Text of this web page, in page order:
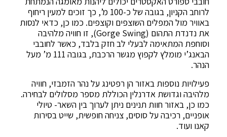
לרוחב הקניון, בגובה של כ-100 מ’, כך זוכים למעין ריחוף
באוויר מול המפלים השוצפים וקוצפים. כמו כן, כדאי לנסות
את נדנדת התהום (Gorge Swing), זו חוויה מלהיבה
וסוחפת המתאימה לבעלי לב חזק בלבד, כאשר לחובבי
הבאנג’י מומלץ לקפוץ מגשר הרכבת, בגובה 111 מ’ מעל
הנהר.
פעילויות נוספות באזור הן רפטינג על נהר הזמבזי, חוויה
מלהיבה וגדושת אדרנלין הכוללת מספר מסלולים לבחירה.
כמו כן, באזור חוות תנינים ניתן לערוך בין השאר- טיולי
אופניים, רכיבה על סוסים, צניחה חופשית, שייט בסירות
קאנו ועוד.